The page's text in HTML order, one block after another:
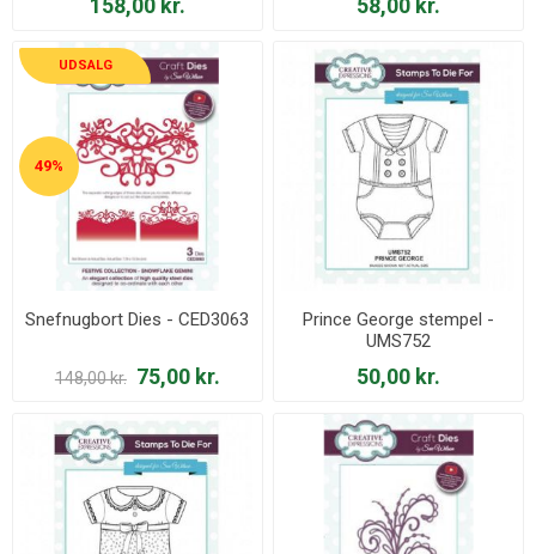
158,00 kr. 58,00 kr.
UDSALG
49%
Snefnugbort Dies - CED3063
148,00 kr. 75,00 kr.
Prince George stempel -
UMS752
50,00 kr.